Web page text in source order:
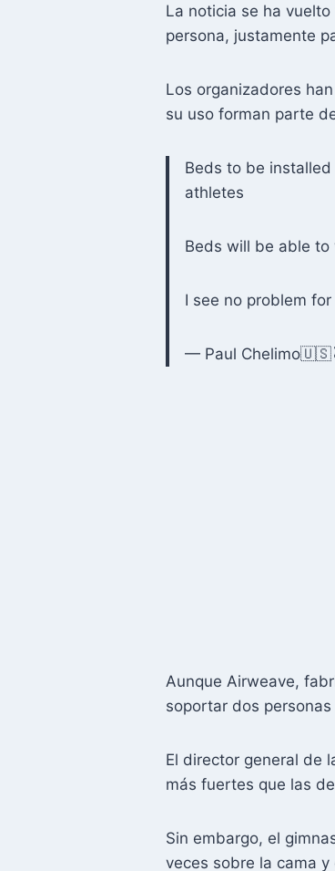
La noticia se ha
persona, justamente
Los organizadores
su uso forman parte
Beds to be
athletes
Beds will be able
I see no problem
— Paul
Aunque Airweave,
soportar dos
El director general de
más fuertes que las
Sin embargo, el
veces sobre la cama